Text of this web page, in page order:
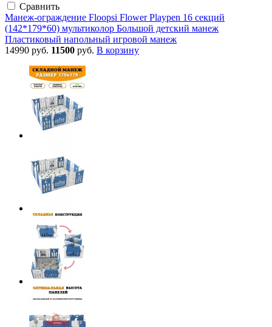
Сравнить
Манеж-ограждение Floopsi Flower Playpen 16 секций
(142*179*60) мультиколор Большой детский манеж
Пластиковый напольный игровой манеж
14990 руб. 11500 руб. В корзину